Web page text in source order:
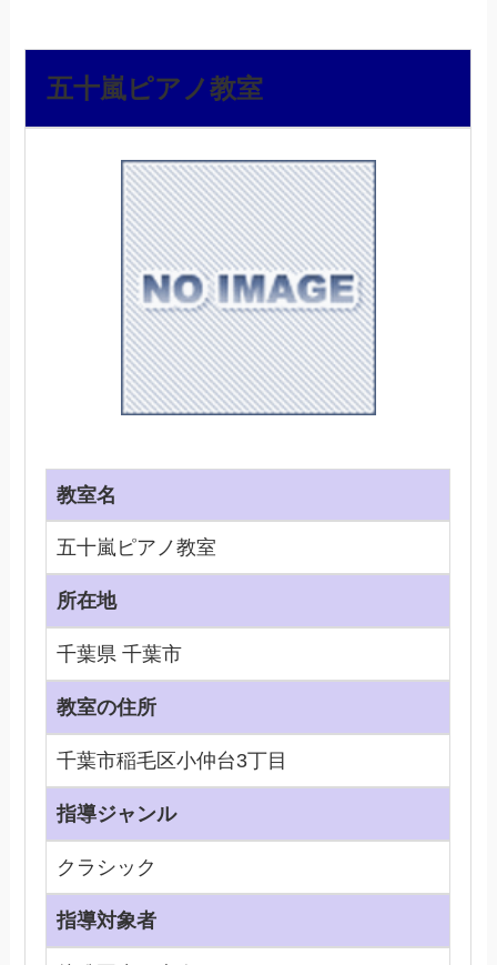
五十嵐ピアノ教室
教室名
五十嵐ピアノ教室
所在地
千葉県 千葉市
教室の住所
千葉市稲毛区小仲台3丁目
指導ジャンル
クラシック
指導対象者